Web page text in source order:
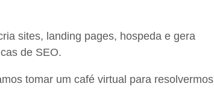
sites, landing pages, hospeda e gera
de SEO.
tomar um café virtual para resolvermos